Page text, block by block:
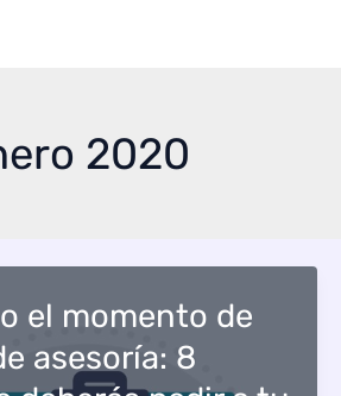
2020
el momento de
asesoría: 8